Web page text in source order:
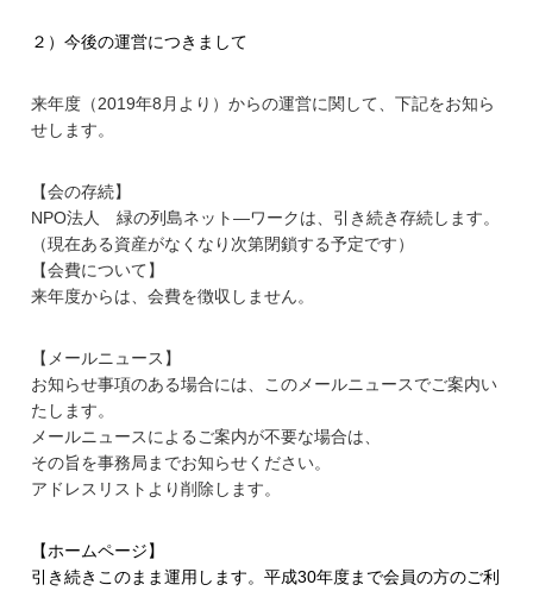
２）今後の運営につきまして
来年度（2019年8月より）からの運営に関して、下記をお知ら
せします。
【会の存続】
NPO法人 緑の列島ネット―ワークは、引き続き存続します。
（現在ある資産がなくなり次第閉鎖する予定です）
【会費について】
来年度からは、会費を徴収しません。
【メールニュース】
お知らせ事項のある場合には、
このメールニュースでご案内い
たします。
メールニュースによるご案内が不要な場合は、
その旨を事務局までお知らせください。
アドレスリストより削除します。
【ホームページ】
引き続きこのまま運用します。平成30年度まで会員の方のご利